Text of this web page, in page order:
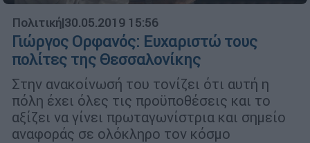
Πολιτική|30.05.2019 15:56
Γιώργος Ορφανός: Ευχαριστώ τους
πολίτες της Θεσσαλονίκης
Στην ανακοίνωσή του τονίζει ότι αυτή η
πόλη έχει όλες τις προϋποθέσεις και το
αξίζει να γίνει πρωταγωνίστρια και σημείο
αναφοράς σε ολόκληρο τον κόσμο